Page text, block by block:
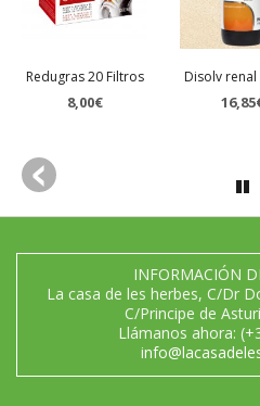
Redugras 20 Filtros
8,00€
Disolv renal
INFORMACIÓN
La casa de les herbes, C/Dr
C/Principe de
Llámanos ahora: